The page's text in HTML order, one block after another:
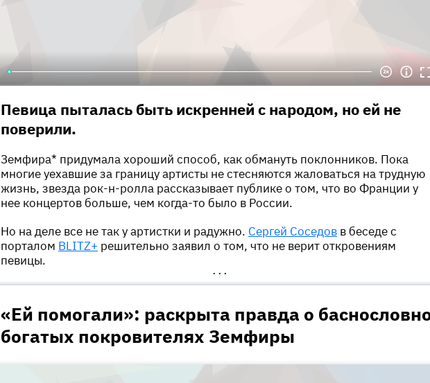
Певица пыталась быть искренней с народом, но ей не
поверили.
Земфира* придумала хороший способ, как обмануть поклонников. Пока
многие уехавшие за границу артисты не стесняются жаловаться на трудную
жизнь, звезда рок-н-ролла рассказывает публике о том, что во Франции у
нее концертов больше, чем когда-то было в России.
Но на деле все не так у артистки и радужно. Сергей Соседов в беседе с
порталом BLITZ+ решительно заявил о том, что не верит откровениям
певицы.
•••
«Ей помогали»: раскрыта правда о
богатых покровителях Земфиры